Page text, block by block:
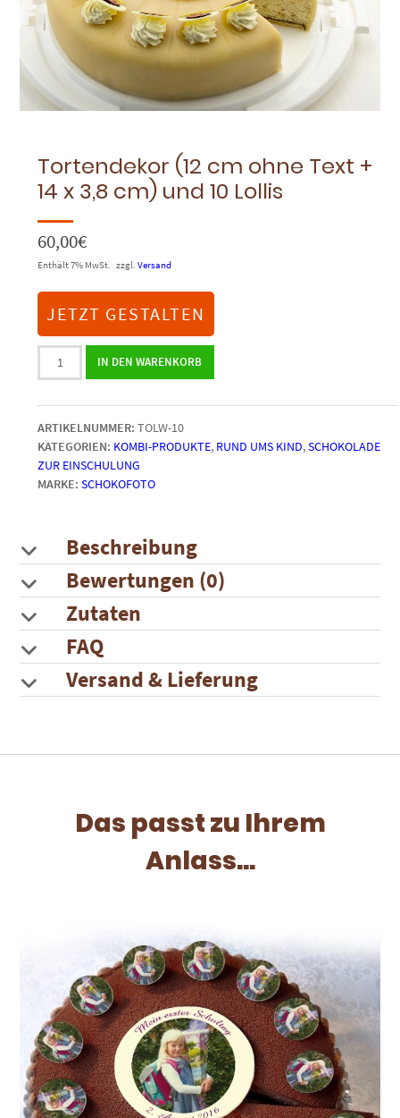
Tortendekor (12 cm ohne Text +
14 x 3,8 cm) und 10 Lollis
60,00€
Enthält 7% MwSt. zzgl.Versand
JETZT GESTALTEN
Tortendekor
ohne
Text
+
14
x
10
Menge
IN DEN WARENKORB
ARTIKELNUMMER: TOLW-10
KATEGORIEN: KOMBI-PRODUKTE, RUND UMS KIND,SCHOKOLADE
ZUR EINSCHULUNG
MARKE:SCHOKOFOTO
Beschreibung
Bewertungen (0)
Zutaten
FAQ
Versand & Lieferung
Das passt zu Ihrem
Anlass...